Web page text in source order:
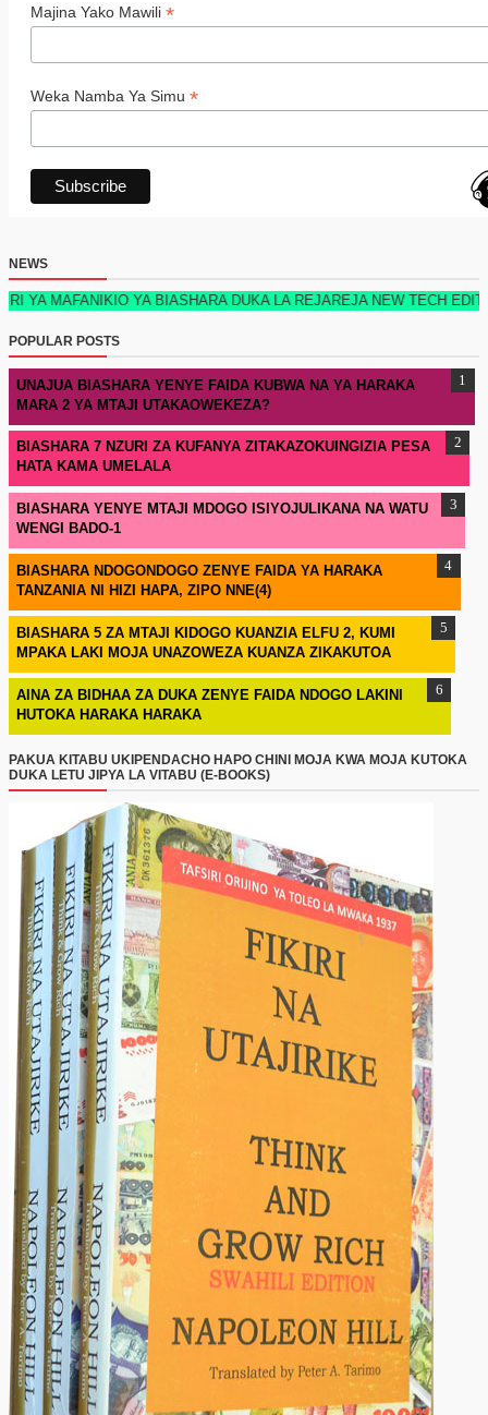
Majina Yako Mawili *
Weka Namba Ya Simu *
NEWS
YA BIASHARA DUKA LA REJAREJA NEW TECH EDITION 2026
POPULAR POSTS
UNAJUA BIASHARA YENYE FAIDA KUBWA NA YA HARAKA
MARA 2 YA MTAJI UTAKAOWEKEZA?
BIASHARA 7 NZURI ZA KUFANYA ZITAKAZOKUINGIZIA PESA
HATA KAMA UMELALA
BIASHARA YENYE MTAJI MDOGO ISIYOJULIKANA NA WATU
WENGI BADO-1
BIASHARA NDOGONDOGO ZENYE FAIDA YA HARAKA
TANZANIA NI HIZI HAPA, ZIPO NNE(4)
BIASHARA 5 ZA MTAJI KIDOGO KUANZIA ELFU 2, KUMI
MPAKA LAKI MOJA UNAZOWEZA KUANZA ZIKAKUTOA
AINA ZA BIDHAA ZA DUKA ZENYE FAIDA NDOGO LAKINI
HUTOKA HARAKA HARAKA
PAKUA KITABU UKIPENDACHO HAPO CHINI MOJA KWA MOJA KUTOKA
DUKA LETU JIPYA LA VITABU (E-BOOKS)